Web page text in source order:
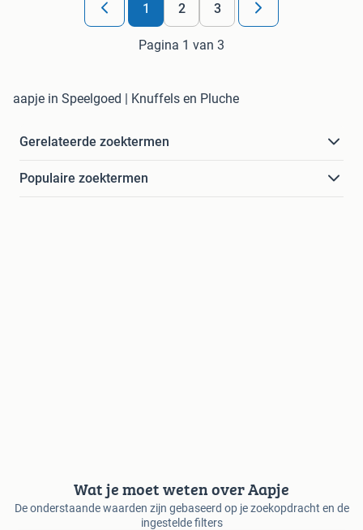
1 2 3
Pagina 1 van 3
aapje in Speelgoed | Knuffels en Pluche
Gerelateerde zoektermen
Populaire zoektermen
Wat je moet weten over Aapje
De onderstaande waarden zijn gebaseerd op je zoekopdracht en de
ingestelde filters